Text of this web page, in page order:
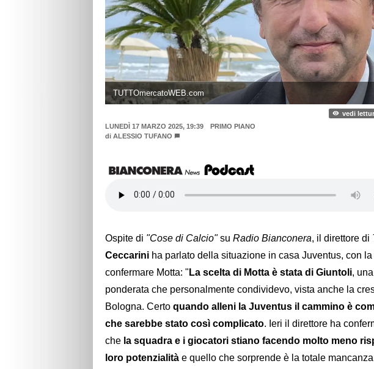
TUTTOmercatoWEB.com
vedi
LUNEDÌ 17 MARZO 2025, 19:39
PRIMO PIANO
di ALESSIO TUFANO
Ospite di "Cose di Calcio" su Radio Bianconera, il direttore di
Ceccarini ha parlato della situazione in casa Juventus, con
confermare Motta: " La scelta di Motta è stata di Giuntoli,
ponderata che personalmente condividevo, vista anche la
Bologna. Certo quando alleni la Juventus il cammino è
che sarebbe stato così complicato. Ieri il direttore ha
che la squadra e i giocatori stiano facendo molto meno
loro potenzialità e quello che sorprende è la totale